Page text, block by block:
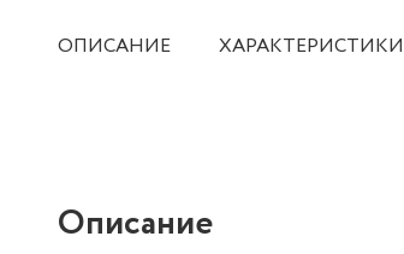
ОПИСАНИЕ ХАРАКТЕРИСТИКИ
Описание